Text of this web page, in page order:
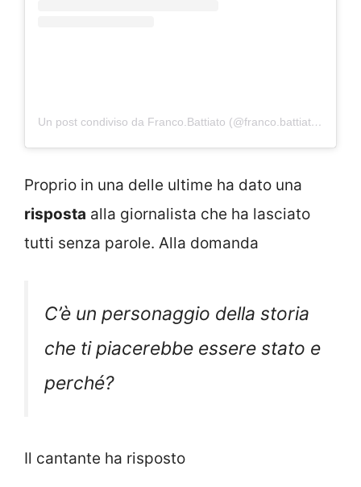
Un post condiviso da Franco.Battiato (@franco.battiato_)
Proprio in una delle ultime ha dato una
risposta alla giornalista che ha lasciato
tutti senza parole. Alla domanda
C’è un personaggio della storia
che ti piacerebbe essere stato e
perché?
Il cantante ha risposto